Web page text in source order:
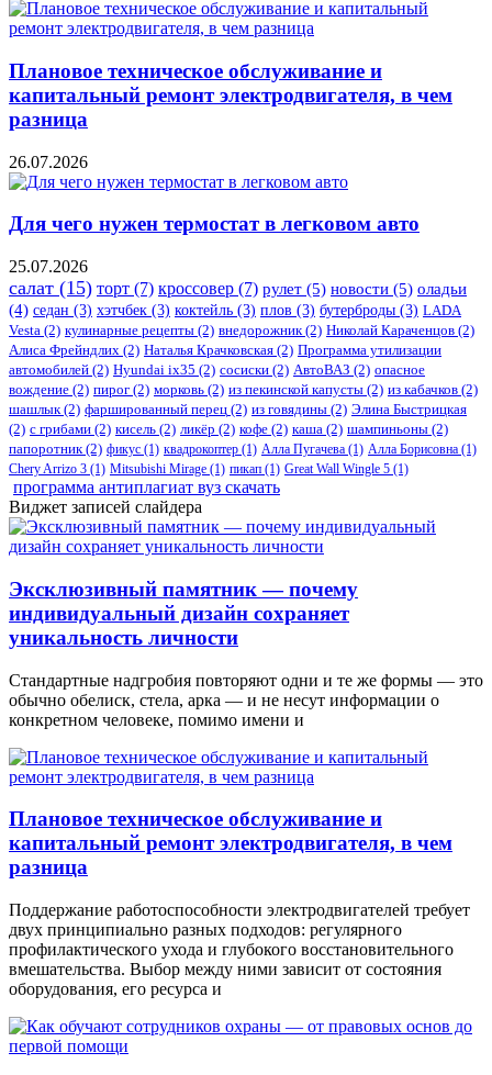
Плановое техническое обслуживание и
капитальный ремонт электродвигателя, в чем
разница
26.07.2026
Для чего нужен термостат в легковом авто
25.07.2026
салат (15) торт (7) кроссовер (7) рулет (5) новости (5) оладьи
(4) седан (3) хэтчбек (3) коктейль (3) плов (3) бутерброды (3) LADA
Vesta (2) кулинарные рецепты (2) внедорожник(2) Николай Караченцов (2)
Алиса Фрейндлих (2) Наталья Крачковская (2) Программа утилизации
автомобилей (2) ​Hyundai ix35 (2) сосиски (2) АвтоВАЗ (2) опасное
вождение (2) пирог (2) морковь (2) из пекинской капусты (2) из кабачков (2)
шашлык(2) фаршированный перец (2) из говядины (2) Элина Быстрицкая
(2) с грибами (2) кисель (2) ликёр (2) кофе (2) каша (2) шампиньоны (2)
папоротник(2) фикус (1) квадрокоптер (1) Алла Пугачева (1) Алла Борисовна (1)
Chery Arrizo 3 (1) Mitsubishi Mirage (1) пикап (1) Great Wall Wingle 5 (1)
программа антиплагиат вуз скачать
Виджет записей слайдера
Эксклюзивный памятник — почему
индивидуальный дизайн сохраняет
уникальность личности
Стандартные надгробия повторяют одни и те же формы — это
обычно обелиск, стела, арка — и не несут информации о
конкретном человеке, помимо имени и
Плановое техническое обслуживание и
капитальный ремонт электродвигателя, в чем
разница
Поддержание работоспособности электродвигателей требует
двух принципиально разных подходов: регулярного
профилактического ухода и глубокого восстановительного
вмешательства. Выбор между ними зависит от состояния
оборудования, его ресурса и